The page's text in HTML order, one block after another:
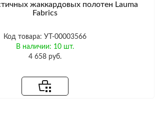
жаккардовых полотен Lauma
Fabrics
Код товара: УТ-00003566
В наличии: 10 шт.
4 658 руб.